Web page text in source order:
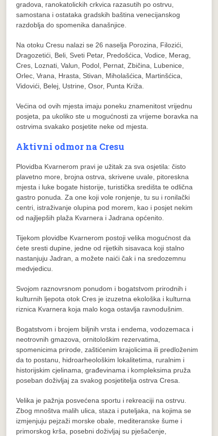
gradova, ranokatolickih crkvica razasutih po ostrvu,
samostana i ostataka gradskih baština venecijanskog
razdoblja do spomenika današnjice.
Na otoku Cresu nalazi se 26 naselja Porozina, Filozići,
Dragozetići, Beli, Sveti Petar, Predošćica, Vodice, Merag,
Cres, Loznati, Valun, Podol, Pernat, Zbičina, Lubenice,
Orlec, Vrana, Hrasta, Stivan, Miholašćica, Martinšćica,
Vidovići, Belej, Ustrine, Osor, Punta Križa.
Većina od ovih mjesta imaju poneku znamenitost vrijednu
posjeta, pa ukoliko ste u mogućnosti za vrijeme boravka na
ostrvima svakako posjetite neke od mjesta.
Aktivni odmor na Cresu
Plovidba Kvarnerom pravi je užitak za sva osjetila: čisto
plavetno more, brojna ostrva, skrivene uvale, pitoreskna
mjesta i luke bogate historije, turistička središta te odlična
gastro ponuda. Za one koji vole ronjenje, tu su i ronilački
centri, istraživanje olupina pod morem, kao i posjet nekim
od najljepših plaža Kvarnera i Jadrana općenito.
Tijekom plovidbe Kvarnerom postoji velika mogućnost da
ćete sresti dupine, jedne od rijetkih sisavaca koji stalno
nastanjuju Jadran, a možete naići čak i na sredozemnu
medvjedicu.
Svojom raznovrsnom ponudom i bogatstvom prirodnih i
kulturnih ljepota otok Cres je izuzetna ekološka i kulturna
riznica Kvarnera koja malo koga ostavlja ravnodušnim.
Bogatstvom i brojem biljnih vrsta i endema, vodozemaca i
neotrovnih gmazova, ornitološkim rezervatima,
spomenicima prirode, zaštićenim krajolicima ili predloženim
da to postanu, hidroarheološkim lokalitetima, ruralnim i
historijskim cjelinama, građevinama i kompleksima pruža
poseban doživljaj za svakog posjetitelja ostrva Cresa.
Velika je pažnja posvećena sportu i rekreaciji na ostrvu.
Zbog mnoštva malih ulica, staza i puteljaka, na kojima se
izmjenjuju pejzaži morske obale, mediteranske šume i
primorskog krša, posebni doživljaj su pješačenje,